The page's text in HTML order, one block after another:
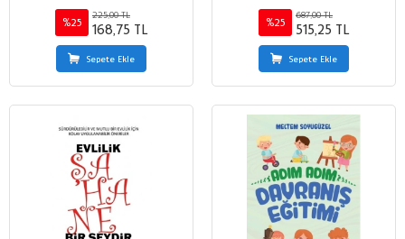
%25
225,00 TL
168,75 TL
Sepete Ekle
%25
687,00 TL
515,25 TL
Sepete Ekle